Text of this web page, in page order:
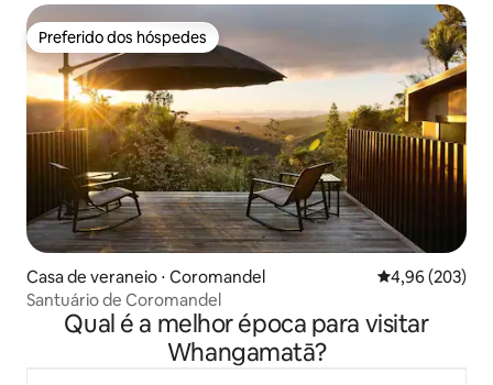
Preferido dos hóspedes
Preferido dos hóspedes
Casa de veraneio ⋅ Coromandel 4,96 de uma
4,96 (203)
Santuário de Coromandel
Qual é a melhor época para visitar
Whangamatā?